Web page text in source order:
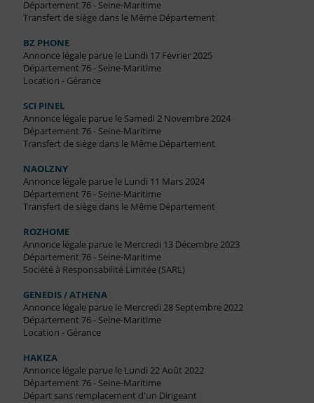
Département 76 - Seine-Maritime
Transfert de siège dans le Même Département
BZ PHONE
Annonce légale parue le Lundi 17 Février 2025
Département 76 - Seine-Maritime
Location - Gérance
SCI PINEL
Annonce légale parue le Samedi 2 Novembre 2024
Département 76 - Seine-Maritime
Transfert de siège dans le Même Département
NAOLZNY
Annonce légale parue le Lundi 11 Mars 2024
Département 76 - Seine-Maritime
Transfert de siège dans le Même Département
ROZHOME
Annonce légale parue le Mercredi 13 Décembre 2023
Département 76 - Seine-Maritime
Société à Responsabilité Limitée (SARL)
GENEDIS / ATHENA
Annonce légale parue le Mercredi 28 Septembre 2022
Département 76 - Seine-Maritime
Location - Gérance
HAKIZA
Annonce légale parue le Lundi 22 Août 2022
Département 76 - Seine-Maritime
Départ sans remplacement d'un Dirigeant